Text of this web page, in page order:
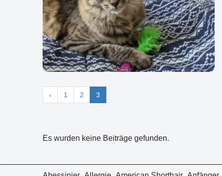
‹ 1 2 3
Es wurden keine Beiträge gefunden.